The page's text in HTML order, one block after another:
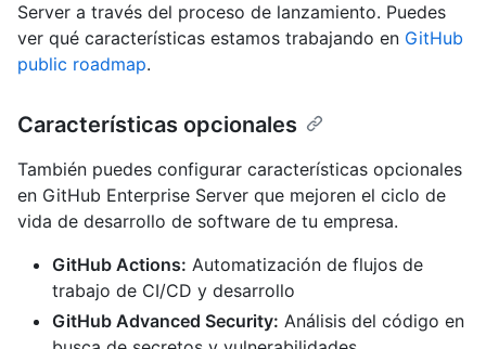
Server a través del proceso de lanzamiento. Puedes
ver qué características estamos trabajando en GitHub
public roadmap.
Características opcionales
También puedes configurar características opcionales
en GitHub Enterprise Server que mejoren el ciclo de
vida de desarrollo de software de tu empresa.
GitHub Actions: Automatización de flujos de
trabajo de CI/CD y desarrollo
GitHub Advanced Security: Análisis del código en